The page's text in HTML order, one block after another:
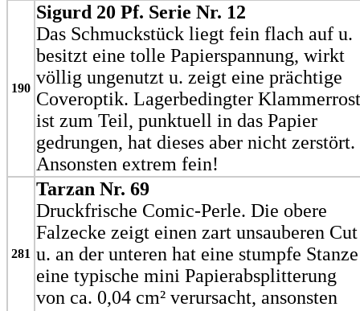
190
Sigurd 20 Pf. Serie Nr. 12
Das Schmuckstück liegt fein flach auf u.
besitzt eine tolle Papierspannung, wirkt
völlig ungenutzt u. zeigt eine prächtige
Coveroptik. Lagerbedingter Klammerrost
ist zum Teil, punktuell in das Papier
gedrungen, hat dieses aber nicht zerstört.
Ansonsten extrem fein!
281
Tarzan Nr. 69
Druckfrische Comic-Perle. Die obere
Falzecke zeigt einen zart unsauberen Cut
u. an der unteren hat eine stumpfe Stanze
eine typische mini Papierabsplitterung
von ca. 0,04 cm² verursacht, ansonsten